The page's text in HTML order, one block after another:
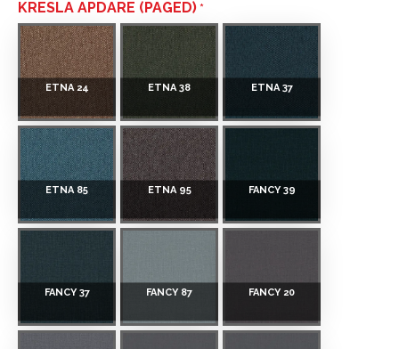
KRĒSLA APDARE (PAGED)
ETNA 24 ETNA 38 ETNA 37
ETNA 85 ETNA 95 FANCY 39
FANCY 37 FANCY 87 FANCY 20